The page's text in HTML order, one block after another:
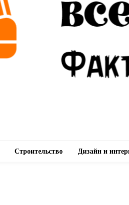
Строительство Дизайн и